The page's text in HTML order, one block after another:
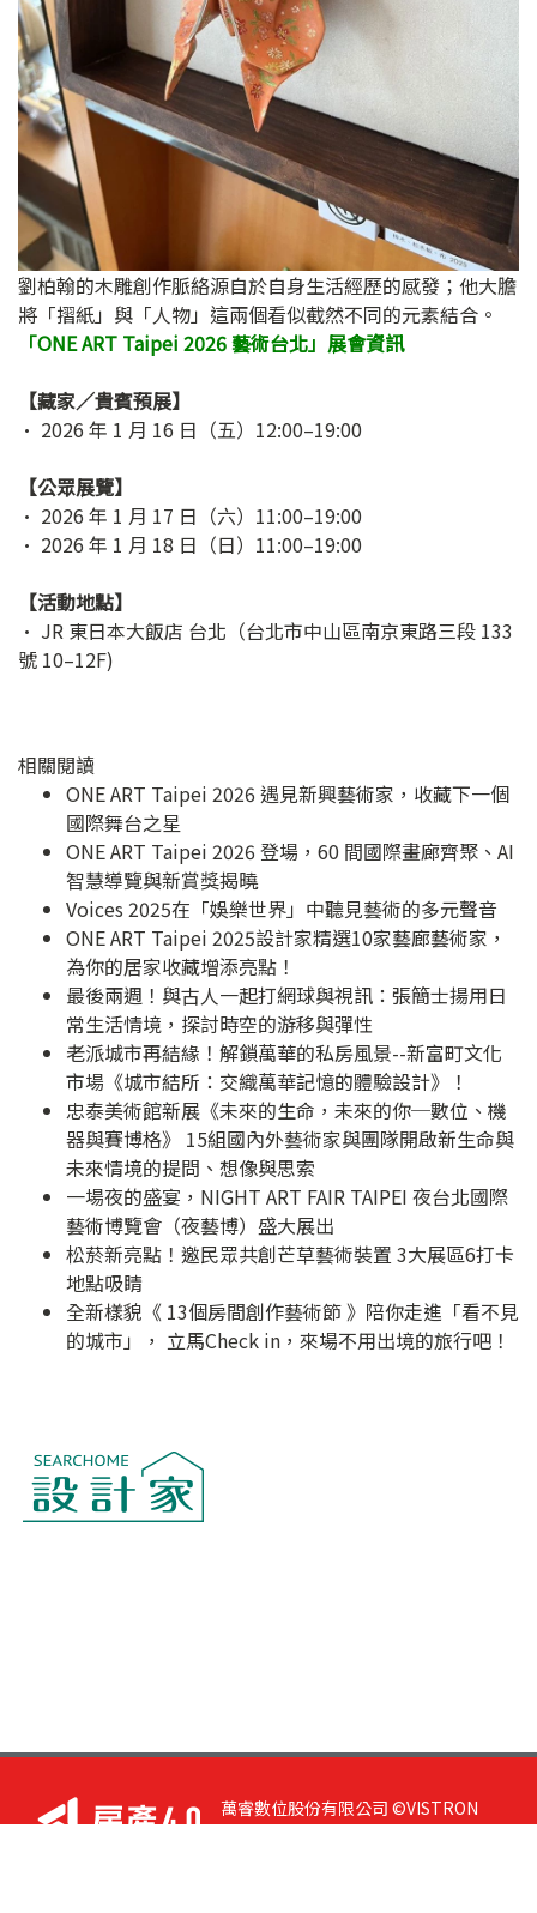
劉柏翰的木雕創作脈絡源自於自身生活經歷的感發；他大膽
將「摺紙」與「人物」這兩個看似截然不同的元素結合。
「ONE ART Taipei 2026 藝術台北」展會資訊
【藏家／貴賓預展】
• 2026 年 1 月 16 日（五）12:00–19:00
【公眾展覽】
• 2026 年 1 月 17 日（六）11:00–19:00
• 2026 年 1 月 18 日（日）11:00–19:00
【活動地點】
• JR 東日本大飯店 台北（台北市中山區南京東路三段 133
號 10–12F)
相關閱讀
ONE ART Taipei 2026 遇見新興藝術家，收藏下一個
國際舞台之星
ONE ART Taipei 2026 登場，60 間國際畫廊齊聚、AI
智慧導覽與新賞獎揭曉
Voices 2025在「娛樂世界」中聽見藝術的多元聲音
ONE ART Taipei 2025設計家精選10家藝廊藝術家，
為你的居家收藏增添亮點！
最後兩週！與古人一起打網球與視訊：張簡士揚用日
常生活情境，探討時空的游移與彈性
老派城市再結緣！解鎖萬華的私房風景--新富町文化
市場《城市結所：交織萬華記憶的體驗設計》！
忠泰美術館新展《未來的生命，未來的你─數位、機
器與賽博格》 15組國內外藝術家與團隊開啟新生命與
未來情境的提問、想像與思索
一場夜的盛宴，NIGHT ART FAIR TAIPEI 夜台北國際
藝術博覽會（夜藝博）盛大展出
松菸新亮點！邀民眾共創芒草藝術裝置 3大展區6打卡
地點吸睛
全新樣貌《 13個房間創作藝術節 》陪你走進「看不見
的城市」， 立馬Check in，來場不用出境的旅行吧！
萬睿數位股份有限公司 ©VISTRON